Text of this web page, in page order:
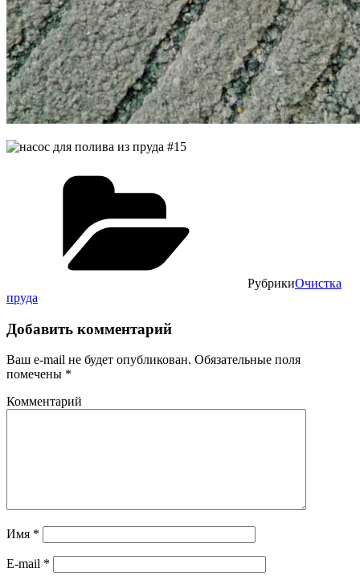
РубрикиОчистка
пруда
Добавить комментарий
Ваш e-mail не будет опубликован. Обязательные поля
помечены *
Комментарий
Имя *
E-mail *